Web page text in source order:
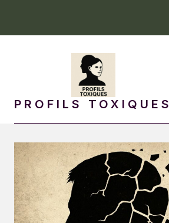
contenu
PROFILS TOXIQUES